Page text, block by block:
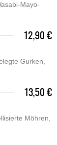
Mayo-
12,90 €
Gurken,
13,50 €
Möhren,